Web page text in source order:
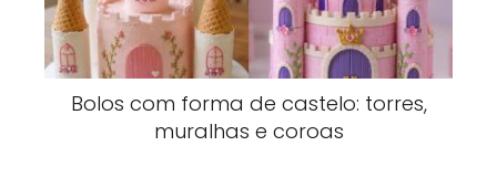
Bolos com forma de castelo: torres,
muralhas e coroas